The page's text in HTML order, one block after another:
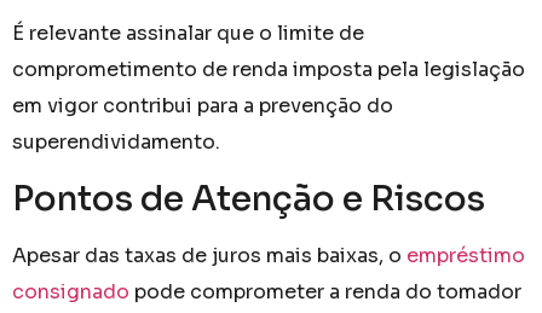
É relevante assinalar que o limite de
comprometimento de renda imposta pela legislação
em vigor contribui para a prevenção do
superendividamento.
Pontos de Atenção e Riscos
Apesar das taxas de juros mais baixas, o empréstimo
consignado pode comprometer a renda do tomador